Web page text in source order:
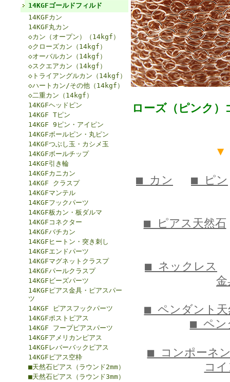
14KGFゴールドフィルド
14KGFカン
14KGF丸カン
◇カン（オープン）（14kgf）
◇クローズカン（14kgf）
◇オーバルカン（14kgf）
◇スクエアカン（14kgf）
◇トライアングルカン（14kgf）
◇ハートカン/その他（14kgf）
◇二重カン（14kgf）
14KGFヘッドピン
14KGF Tピン
14KGF 9ピン・アイピン
14KGFボールピン・丸ピン
14KGFつぶし玉・カシメ玉
14KGFボールチップ
14KGF引き輪
14KGFカニカン
14KGF クラスプ
14KGFマンテル
14KGFフックパーツ
14KGF板カン・板ダルマ
14KGFコネクター
14KGFバチカン
14KGFヒートン・突き刺し
14KGFエンドパーツ
14KGFマグネットクラスプ
14KGFパールクラスプ
14KGFビーズパーツ
14KGFピアス金具・ピアスパー
ツ
14KGF ピアスフックパーツ
14KGFポストピアス
14KGF フープピアスパーツ
14KGFアメリカンピアス
14KGFレバーバックピアス
14KGFピアス空枠
■天然石ピアス（ラウンド2mm）
■天然石ピアス（ラウンド3mm）
ローズ（ピンク
▼
■ カン ■ ピン
■ ピアス天然石
■ ネックレス
金
■ ペンダント天
■ ペン
■ コンポーネ
コ